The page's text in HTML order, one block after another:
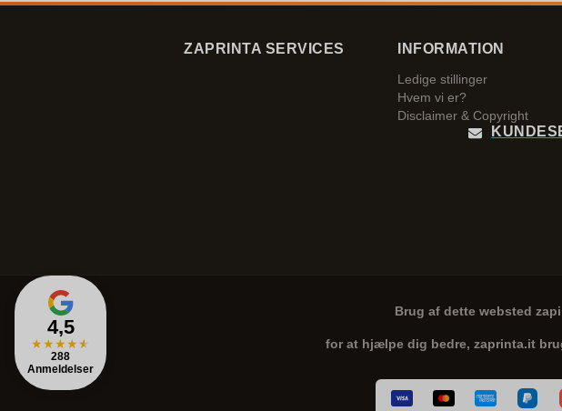
4,5
★★★★★
288
Anmeldelser
ZAPRINTA SERVICES INFORMATION
Ledige stillinger
Hvem vi er?
Disclaimer & Copyright
Brug af dette websted
for at hjælpe dig bedre, zaprinta.it